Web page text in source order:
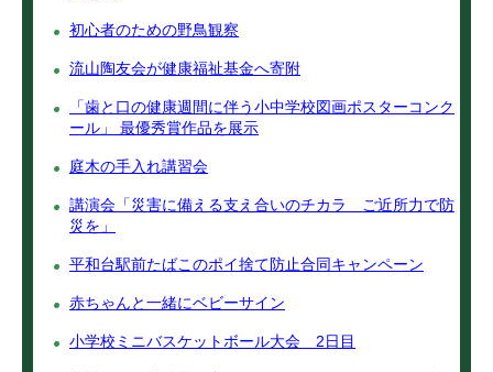
初心者のための野鳥観察
流山陶友会が健康福祉基金へ寄附
「歯と口の健康週間に伴う小中学校図画ポスターコンク
ール」 最優秀賞作品を展示
庭木の手入れ講習会
講演会「災害に備える支え合いのチカラ ご近所力で防
災を」
平和台駅前たばこのポイ捨て防止合同キャンペーン
赤ちゃんと一緒にベビーサイン
小学校ミニバスケットボール大会 2日目